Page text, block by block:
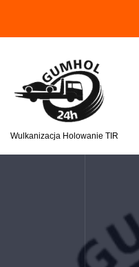
Wulkanizacja Holowanie TIR